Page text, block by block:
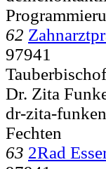
62
97941
Dr. Zita
dr-zita-
Fechten
63 2Rad